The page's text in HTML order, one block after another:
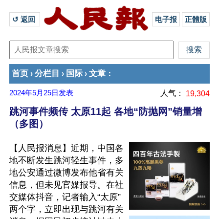
↺ 返回 电子报 正體版
首页 › 分栏目 › 国际 › 文章 ：
2024年5月25日 发表 人气： 19,304
跳河事件频传 太原11起 各地“防抛网”销量增
（多图）
【人民报消息】近期，中国各
地不断发生跳河轻生事件，多
地公安通过微博发布他省有关
信息，但未见官媒报导。在社
交媒体抖音，记者输入“太原”
两个字，立即出现与跳河有关